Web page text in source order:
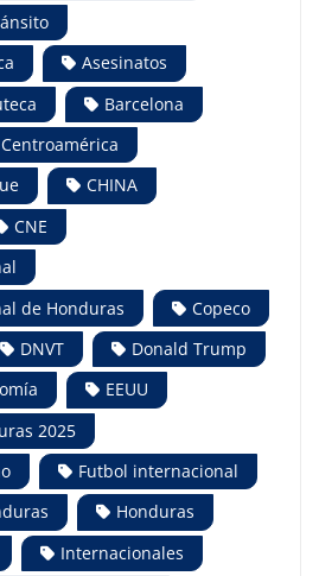
Asesinatos
Barcelona
Centroamérica
CHINA
CNE
de Honduras
Copeco
DNVT
Donald Trump
EEUU
2025
Futbol internacional
Honduras
Internacionales